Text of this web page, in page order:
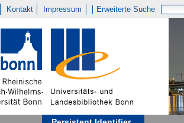
Kontakt Impressum Erweiterte Suche